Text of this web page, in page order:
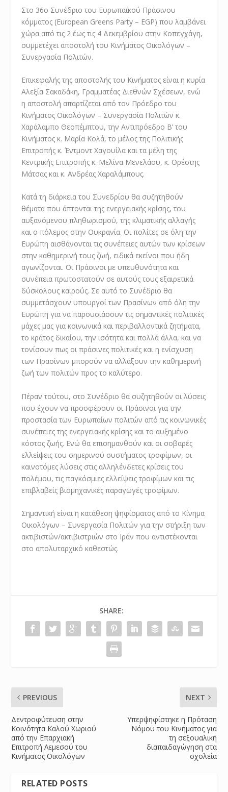
Στο 36ο Συνέδριο του Ευρωπαϊκού Πράσινου
κόμματος (European Greens Party – EGP) που λαμβάνει
χώρα από τις 2 έως τις 4 Δεκεμβρίου στην Κοπεγχάγη,
συμμετέχει αποστολή του Κινήματος Οικολόγων –
Συνεργασία Πολιτών.
Επικεφαλής της αποστολής του Κινήματος είναι η κυρία
Αλεξία Σακαδάκη, Γραμματέας Διεθνών Σχέσεων, ενώ
η αποστολή απαρτίζεται από τον Πρόεδρο του
Κινήματος Οικολόγων – Συνεργασία Πολιτών κ.
Χαράλαμπο Θεοπέμπτου, την Αντιπρόεδρο Β’ του
Κινήματος κ. Μαρία Κολά, το μέλος της Πολιτικής
Επιτροπής κ. Έντμοντ Χαγουίλα και τα μέλη της
Κεντρικής Επιτροπής κ. Μελίνα Μενελάου, κ. Ορέστης
Μάτσας και κ. Ανδρέας Χαραλάμπους.
Κατά τη διάρκεια του Συνεδρίου θα συζητηθούν
θέματα που άπτονται της ενεργειακής κρίσης, του
αυξανόμενου πληθωρισμού, της κλιματικής αλλαγής
και ο πόλεμος στην Ουκρανία. Οι πολίτες σε όλη την
Ευρώπη αισθάνονται τις συνέπειες αυτών των κρίσεων
στην καθημερινή τους ζωή, ειδικά εκείνοι που ήδη
αγωνίζονται. Οι Πράσινοι με υπευθυνότητα και
συνέπεια πρωτοστατούν σε αυτούς τους εξαιρετικά
δύσκολους καιρούς. Σε αυτό το Συνέδριο θα
συμμετάσχουν υπουργοί των Πρασίνων από όλη την
Ευρώπη για να παρουσιάσουν τις σημαντικές πολιτικές
μάχες μας για κοινωνικά και περιβαλλοντικά ζητήματα,
το κράτος δικαίου, την ισότητα και πολλά άλλα, και να
τονίσουν πως οι πράσινες πολιτικές και η ενίσχυση
των Πρασίνων μπορούν να αλλάξουν την καθημερινή
ζωή των πολιτών προς το καλύτερο.
Πέραν τούτου, στο Συνέδριο θα συζητηθούν οι λύσεις
που έχουν να προσφέρουν οι Πράσινοι για την
προστασία των Ευρωπαίων πολιτών από τις κοινωνικές
συνέπειες της ενεργειακής κρίσης και το αυξημένο
κόστος ζωής. Ενώ θα επισημανθούν και οι σοβαρές
ελλείψεις του σημερινού συστήματος τροφίμων, οι
καινοτόμες λύσεις στις αλληλένδετες κρίσεις του
πολέμου, τις παγκόσμιες ελλείψεις τροφίμων και τις
επιβλαβείς βιομηχανικές παραγωγές τροφίμων.
Σημαντική είναι η κατάθεση ψηφίσματος από το Κίνημα
Οικολόγων – Συνεργασία Πολιτών για την στήριξη των
ακτιβιστών/ακτιβιστριών στο Ιράν που αντιστέκονται
στο απολυταρχικό καθεστώς.
SHARE:
PREVIOUS
Δεντροφύτευση στην
Κοινότητα Καλού Χωριού
από την Επαρχιακή
Επιτροπή Λεμεσού του
Κινήματος Οικολόγων
NEXT
Υπερψηφίστηκε η Πρόταση
Νόμου του Κινήματος για
τη σεξουαλική
διαπαιδαγώγηση στα
σχολεία
RELATED POSTS